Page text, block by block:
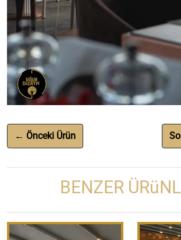
← Önceki Ürün
BENZER